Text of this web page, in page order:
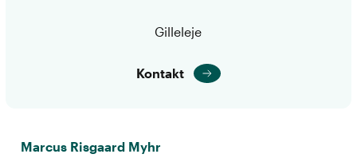
Gilleleje
Kontakt
Marcus Risgaard Myhr